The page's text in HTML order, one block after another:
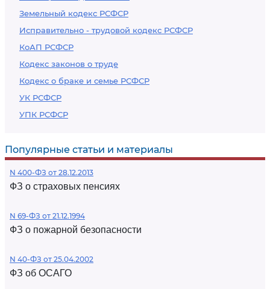
Земельный кодекс РСФСР
Исправительно - трудовой кодекс РСФСР
КоАП РСФСР
Кодекс законов о труде
Кодекс о браке и семье РСФСР
УК РСФСР
УПК РСФСР
Популярные статьи и материалы
N 400-ФЗ от 28.12.2013
ФЗ о страховых пенсиях
N 69-ФЗ от 21.12.1994
ФЗ о пожарной безопасности
N 40-ФЗ от 25.04.2002
ФЗ об ОСАГО